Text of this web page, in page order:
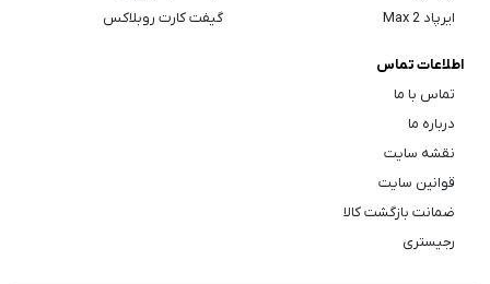
ایرپاد Max 2
گیفت کارت روبلاکس
اطلاعات تماس
تماس با ما
درباره ما
نقشه سایت
قوانین سایت
ضمانت بازگشت کالا
رجیستری